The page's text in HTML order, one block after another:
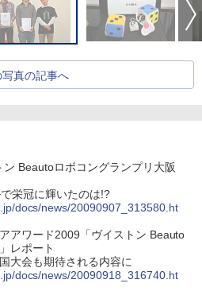
写真の記事へ
ン Beautoロボコングランプリ大阪
栄冠に輝いたのは!?
docs/news/20090907_313580.ht
アワード2009「ヴイストン Beauto
レポート
大会も期待される内容に
docs/news/20090918_316740.ht